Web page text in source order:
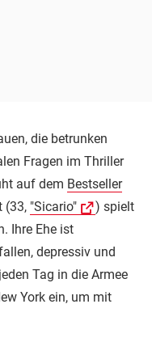
die betrunken
Fragen im Thriller
auf dem Bestseller
(33, "Sicario"
) spielt
Ihre Ehe ist
depressiv und
Tag in die Armee
York ein, um mit